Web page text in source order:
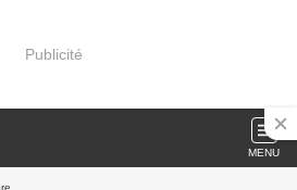
Publicité
MENU